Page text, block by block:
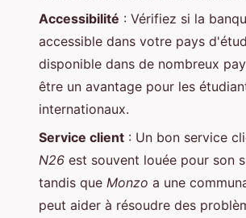
Accessibilité : Vérifiez si la
accessible dans votre pays
disponible dans de nombreux
être un avantage pour les
internationaux.
Service client : Un bon service
N26 est souvent louée pour son
tandis que Monzo a une
peut aider à résoudre des